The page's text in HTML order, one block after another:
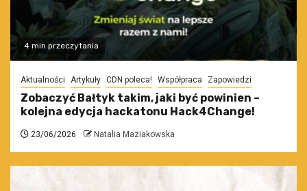
4 min przeczytania
Aktualności Artykuły CDN poleca! Współpraca Zapowiedzi
Zobaczyć Bałtyk takim, jaki być powinien –
kolejna edycja hackatonu Hack4Change!
23/06/2026 Natalia Maziakowska